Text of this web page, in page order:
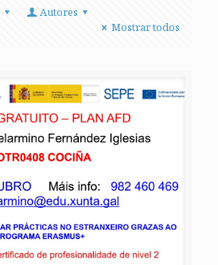
Autores
Mostrar todos